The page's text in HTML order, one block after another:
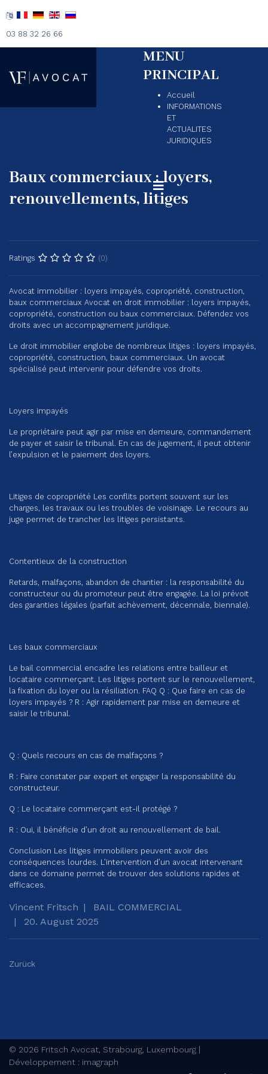
03 88 32 26 66
MENU
PRINCIPAL
Accueil
INFORMATIONS
ET
ACTUALITES
JURIDIQUES
Baux commerciaux : loyers,
renouvellements, litiges
Ratings (0)
Avocat immobilier : loyers impayés, copropriété, construction,
baux commerciaux Avocat en droit immobilier : loyers impayés,
copropriété, construction ou baux commerciaux. Défendez vos
droits avec un accompagnement juridique.
Le droit immobilier englobe de nombreux litiges : loyers impayés,
copropriété, construction, baux commerciaux. Un avocat
spécialisé peut intervenir pour défendre vos droits.
Loyers impayés
Le propriétaire peut agir par mise en demeure, commandement
de payer et saisir le tribunal. En cas de jugement, il peut obtenir
l’expulsion et le paiement des loyers.
Litiges de copropriété Les conflits portent souvent sur les
charges, les travaux ou les troubles de voisinage. Le recours au
juge permet de trancher les litiges persistants.
Contentieux de la construction
Retards, malfaçons, abandon de chantier : la responsabilité du
constructeur ou du promoteur peut être engagée. La loi prévoit
des garanties légales (parfait achèvement, décennale, biennale).
Les baux commerciaux
Le bail commercial encadre les relations entre bailleur et
locataire commerçant. Les litiges portent sur le renouvellement,
la fixation du loyer ou la résiliation. FAQ Q : Que faire en cas de
loyers impayés ? R : Agir rapidement par mise en demeure et
saisir le tribunal.
Q : Quels recours en cas de malfaçons ?
R : Faire constater par expert et engager la responsabilité du
constructeur.
Q : Le locataire commerçant est-il protégé ?
R : Oui, il bénéficie d’un droit au renouvellement de bail.
Conclusion Les litiges immobiliers peuvent avoir des
conséquences lourdes. L’intervention d’un avocat intervenant
dans ce domaine permet de trouver des solutions rapides et
efficaces.
Vincent Fritsch
BAIL COMMERCIAL
20. August 2025
Zurück
© 2026 Fritsch Avocat, Strabourg, Luxembourg |
Développement : imagraph